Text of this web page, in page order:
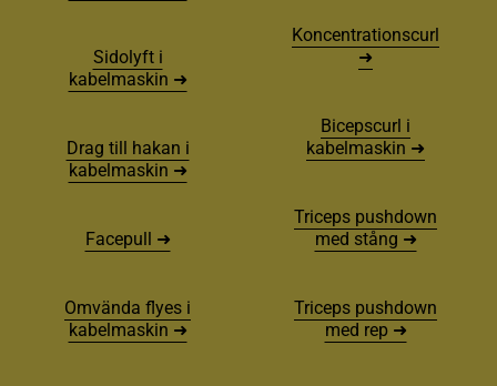
Sidolyft i
kabelmaskin ➜
Drag till hakan i
kabelmaskin ➜
Facepull ➜
Omvända flyes i
kabelmaskin ➜
Koncentrationscurl
➜
Bicepscurl i
kabelmaskin ➜
Triceps pushdown
med stång ➜
Triceps pushdown
med rep ➜